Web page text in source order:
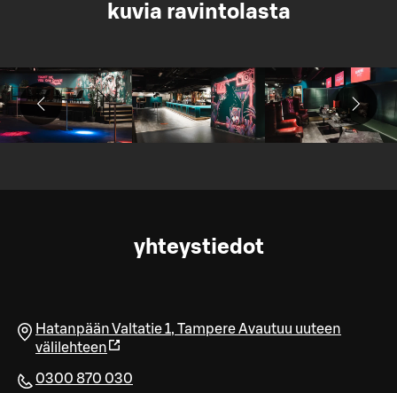
kuvia ravintolasta
yhteystiedot
Hatanpään Valtatie 1, TampereAvautuu uuteen
välilehteen
0300 870 030